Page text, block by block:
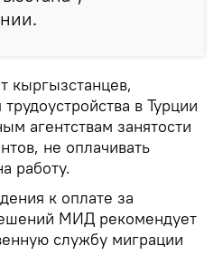
кыргызстанцев,
в Турции
агентствам занятости
не оплачивать
работу.
к оплате за
МИД рекомендует
службу миграции